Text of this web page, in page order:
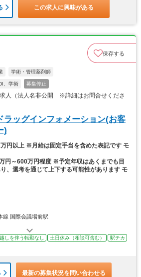
この求人に興味がある
保存する
学術・管理薬剤師
、学術 募集停止
人（法人名非公開 ※詳細はお問合せくださ
ラッグインフォメーション(お客
)
万円以上 ※月給は固定手当を含めた表記です モ
円～600万円程度 ※予定年収はあくまでも目
、選考を通じて上下する可能性があります モ
線 国際会議場前駅
しを伴う転勤なし 土日休み（相談可含む）
駅チカ
最新の募集状況を問い合わせる